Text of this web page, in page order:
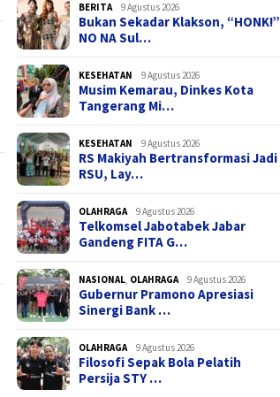
BERITA 9 Agustus 2026
Bukan Sekadar Klakson, “HONK!”
NO NA Sul…
KESEHATAN 9 Agustus 2026
Musim Kemarau, Dinkes Kota
Tangerang Mi…
KESEHATAN 9 Agustus 2026
RS Makiyah Bertransformasi Jadi
RSU, Lay…
OLAHRAGA 9 Agustus 2026
Telkomsel Jabotabek Jabar
Gandeng FITA G…
NASIONAL, OLAHRAGA 9 Agustus 2026
Gubernur Pramono Apresiasi
Sinergi Bank …
OLAHRAGA 9 Agustus 2026
Filosofi Sepak Bola Pelatih
Persija STY …